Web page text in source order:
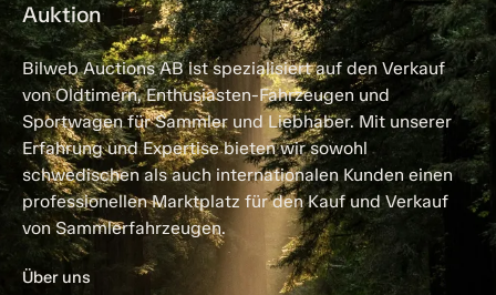
Auktion
Bilweb Auctions AB ist spezialisiert auf den Verkauf
von Oldtimern, Enthusiasten-Fahrzeugen und
Sportwagen für Sammler und Liebhaber. Mit unserer
Erfahrung und Expertise bieten wir sowohl
schwedischen als auch internationalen Kunden einen
professionellen Marktplatz für den Kauf und Verkauf
von Sammlerfahrzeugen.
Über uns